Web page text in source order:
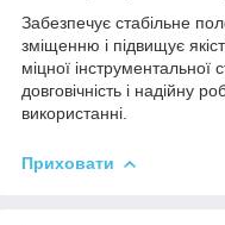
Забезпечує стабільне
зміщенню і підвищує
міцної інструментальної
довговічність і надійну
використанні.
Приховати